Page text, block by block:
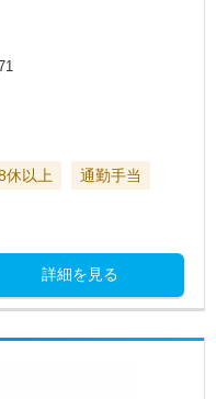
休以上
通勤手当
詳細を見る